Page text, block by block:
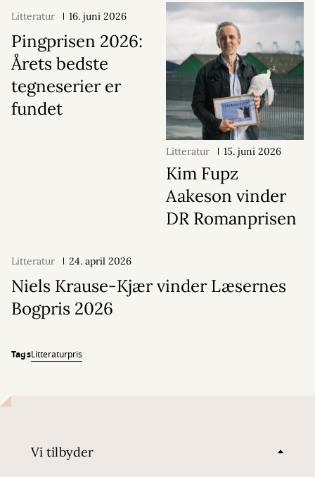
Litteratur 16. juni 2026
Pingprisen 2026:
Årets bedste
tegneserier er
fundet
Litteratur 15. juni 2026
Kim Fupz
Aakeson vinder
DR Romanprisen
Litteratur 24. april 2026
Niels Krause-Kjær vinder Læsernes
Bogpris 2026
TagsLitteraturpris
Vi tilbyder